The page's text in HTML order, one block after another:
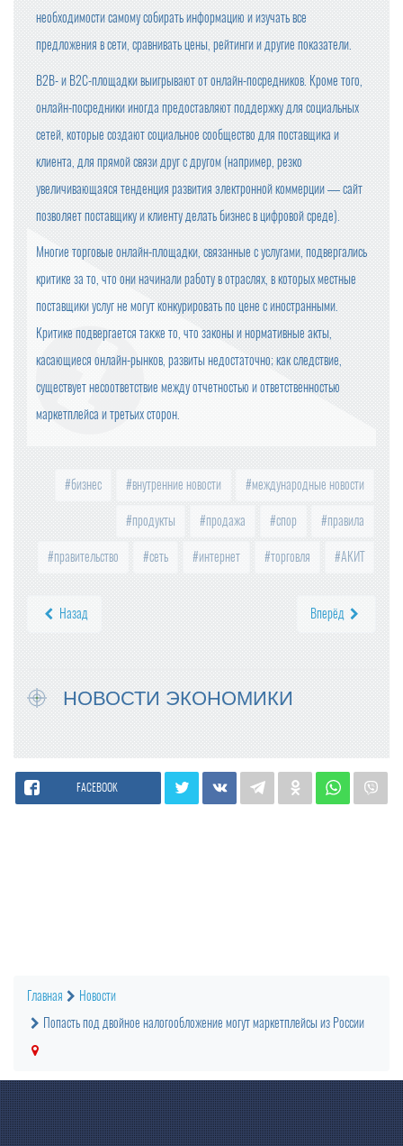
необходимости самому собирать информацию и изучать все
предложения в сети, сравнивать цены, рейтинги и другие показатели.
B2B- и B2C-площадки выигрывают от онлайн-посредников. Кроме того,
онлайн-посредники иногда предоставляют поддержку для социальных
сетей, которые создают социальное сообщество для поставщика и
клиента, для прямой связи друг с другом (например, резко
увеличивающаяся тенденция развития электронной коммерции — сайт
позволяет поставщику и клиенту делать бизнес в цифровой среде).
Многие торговые онлайн-площадки, связанные с услугами, подвергались
критике за то, что они начинали работу в отраслях, в которых местные
поставщики услуг не могут конкурировать по цене с иностранными.
Критике подвергается также то, что законы и нормативные акты,
касающиеся онлайн-рынков, развиты недостаточно; как следствие,
существует несоответствие между отчетностью и ответственностью
маркетплейса и третьих сторон.
бизнес внутренние новости международные новости
продукты продажа спор правила
правительство сеть интернет торговля АКИТ
Назад Вперёд
НОВОСТИ ЭКОНОМИКИ
FACEBOOK
Главная
Новости
Попасть под двойное налогообложение могут маркетплейсы из России